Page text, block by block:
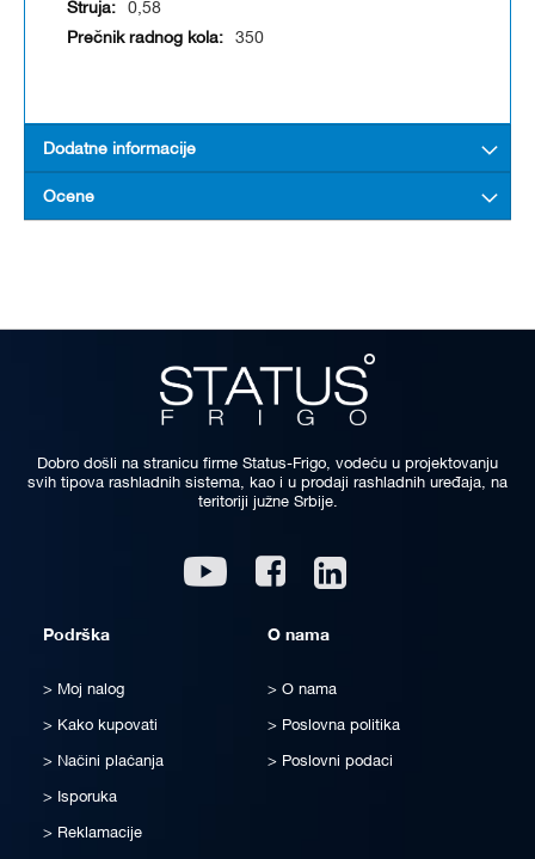
0,58
350
Dodatne informacije
Ocene
Dobro došli na stranicu firme Status-Frigo, vodeću u projektovanju
svih tipova rashladnih sistema, kao i u prodaji rashladnih uređaja, na
teritoriji južne Srbije.
Youtube Facebook
Podrška
Moj nalog
Kako kupovati
Načini plaćanja
Isporuka
Reklamacije
O nama
O nama
Poslovna politika
Poslovni podaci